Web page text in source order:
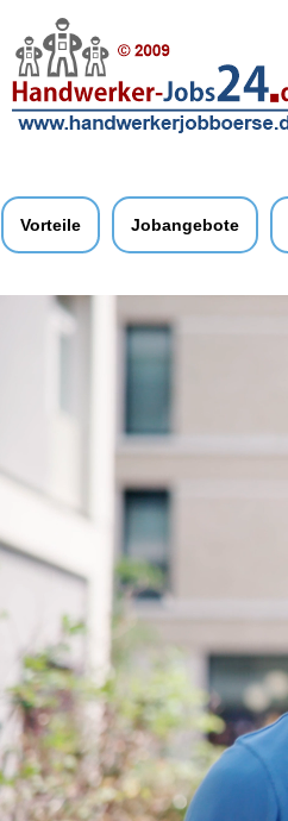
Vorteile Jobangebote